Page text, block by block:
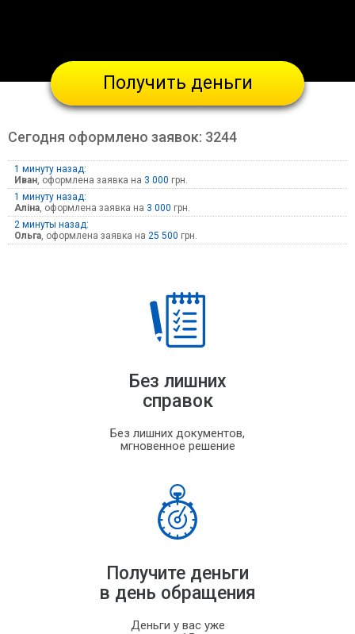
Получить деньги
Сегодня оформлено заявок: 3244
1 минуту назад:
Иван, оформлена заявка на 3 000 грн.
1 минуту назад:
Аліна, оформлена заявка на 3 000 грн.
2 минуты назад:
Ольга, оформлена заявка на 25 500 грн.
Без лишних
справок
Без лишних документов,
мгновенное решение
Получите деньги
в день обращения
Деньги у вас уже